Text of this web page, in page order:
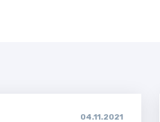
04.11.2021